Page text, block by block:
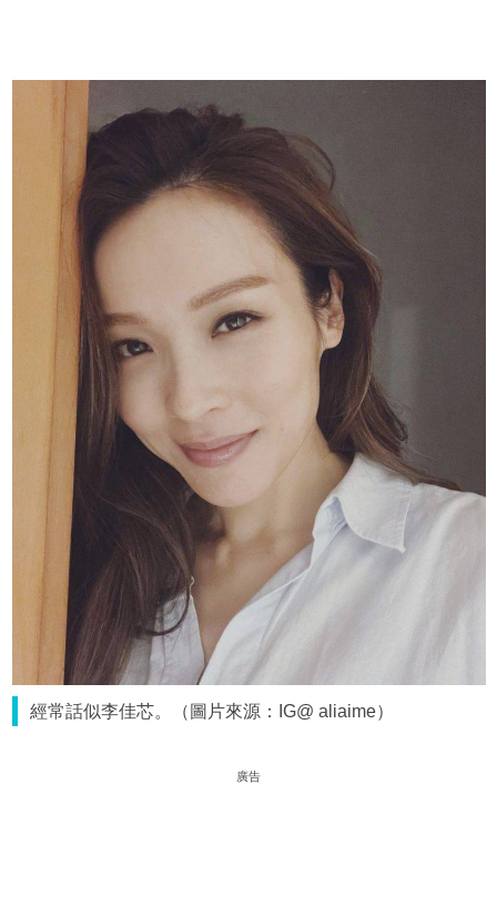
經常話似李佳芯。（圖片來源：IG@ aliaime）
廣告